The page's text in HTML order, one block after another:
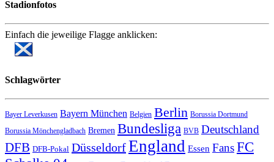
Stadionfotos
Einfach die jeweilige Flagge anklicken:
Schlagwörter
Bayer Leverkusen Bayern München Belgien Berlin Borussia Dortmund
Borussia Mönchengladbach Bremen Bundesliga BVB Deutschland
DFB DFB-Pokal DüsseldorfEngland Essen FansFC